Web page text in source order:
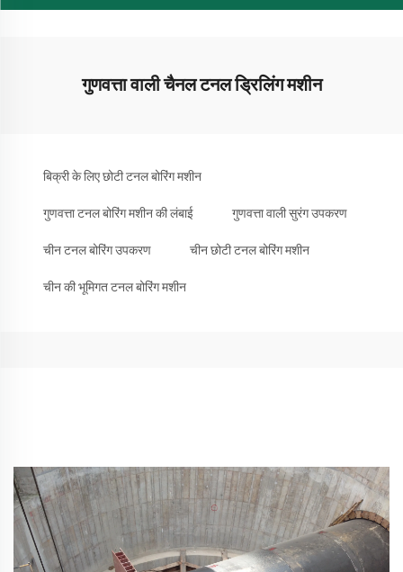
गुणवत्ता वाली चैनल टनल ड्रिलिंग मशीन
बिक्री के लिए छोटी टनल बोरिंग मशीन
गुणवत्ता टनल बोरिंग मशीन की लंबाई गुणवत्ता वाली सुरंग उपकरण
चीन टनल बोरिंग उपकरण चीन छोटी टनल बोरिंग मशीन
चीन की भूमिगत टनल बोरिंग मशीन